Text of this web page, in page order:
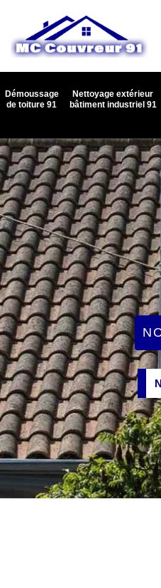
Démoussage
de toiture 91
Nettoyage extérieur
bâtiment industriel 91